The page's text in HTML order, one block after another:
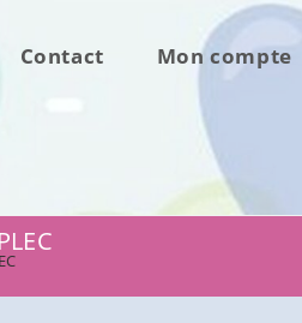
Contact Mon compte